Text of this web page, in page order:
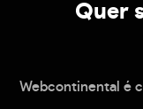
Quer
Webcontinental é